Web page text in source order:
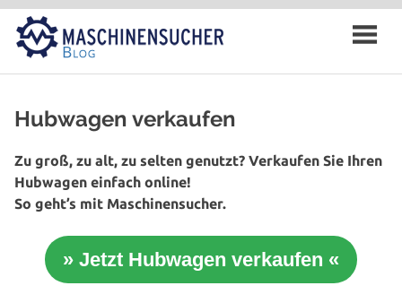
Zum
Inhalt
springen
Hubwagen verkaufen
Zu groß, zu alt, zu selten genutzt? Verkaufen Sie Ihren
Hubwagen einfach online!
So geht’s mit Maschinensucher.
» Jetzt Hubwagen verkaufen «